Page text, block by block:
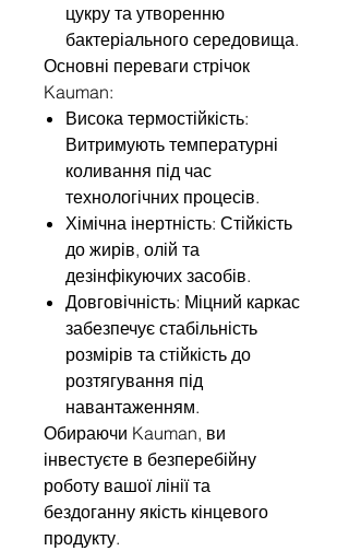
цукру та утворенню
бактеріального середовища.
Основні переваги стрічок
Kauman:
Висока термостійкість:
Витримують температурні
коливання під час
технологічних процесів.
Хімічна інертність: Стійкість
до жирів, олій та
дезінфікуючих засобів.
Довговічність: Міцний каркас
забезпечує стабільність
розмірів та стійкість до
розтягування під
навантаженням.
Обираючи Kauman, ви
інвестуєте в безперебійну
роботу вашої лінії та
бездоганну якість кінцевого
продукту.